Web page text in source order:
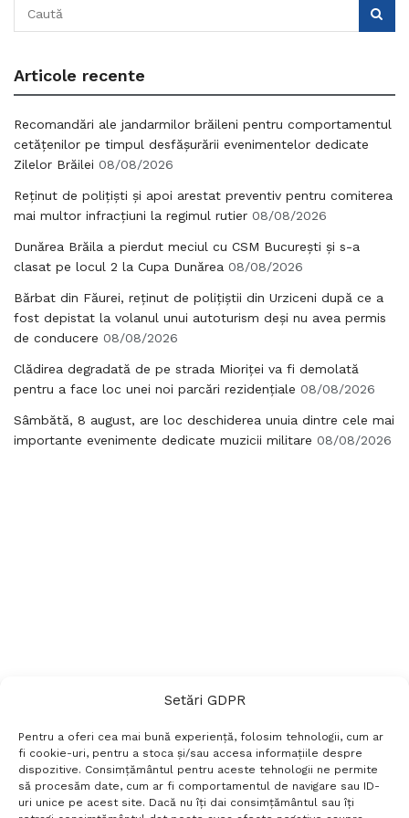
Setări GDPR
Pentru a oferi cea mai bună experiență, folosim tehnologii, cum ar
fi cookie-uri, pentru a stoca și/sau accesa informațiile despre
dispozitive. Consimțământul pentru aceste tehnologii ne permite
să procesăm date, cum ar fi comportamentul de navigare sau ID-
uri unice pe acest site. Dacă nu îți dai consimțământul sau îți
Articole recente
Recomandări ale jandarmilor brăileni pentru comportamentul
cetățenilor pe timpul desfășurării evenimentelor dedicate
Zilelor Brăilei 08/08/2026
Reținut de polițiști și apoi arestat preventiv pentru comiterea
mai multor infracțiuni la regimul rutier 08/08/2026
Dunărea Brăila a pierdut meciul cu CSM București și s-a
clasat pe locul 2 la Cupa Dunărea 08/08/2026
Bărbat din Făurei, reținut de polițiștii din Urziceni după ce a
fost depistat la volanul unui autoturism deși nu avea permis
de conducere 08/08/2026
Clădirea degradată de pe strada Mioriței va fi demolată
pentru a face loc unei noi parcări rezidențiale 08/08/2026
Sâmbătă, 8 august, are loc deschiderea unuia dintre cele mai
importante evenimente dedicate muzicii militare 08/08/2026
Termeni si conditii Politică de confidențialitate